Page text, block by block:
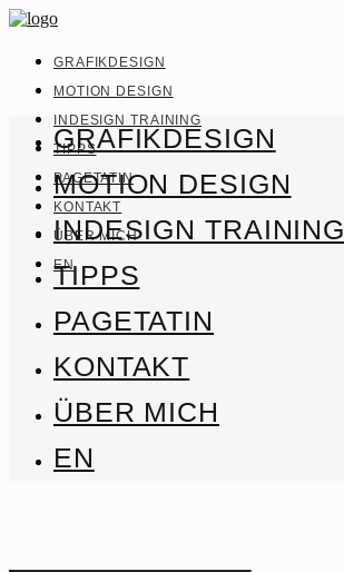
GRAFIKDESIGN
MOTION DESIGN
INDESIGN TRAINING
TIPPS
PAGETATIN
KONTAKT
ÜBER MICH
EN
GRAFIKDESIGN
MOTION DESIGN
INDESIGN TRAINING
TIPPS
PAGETATIN
KONTAKT
ÜBER MICH
EN